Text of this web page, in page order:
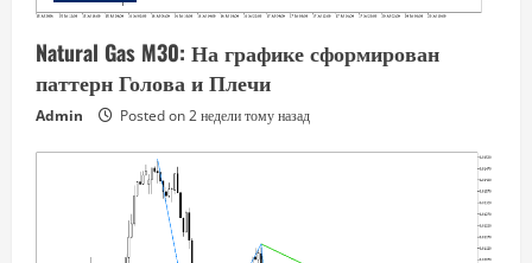
Natural Gas M30: На графике сформирован
паттерн Голова и Плечи
Admin Posted on 2 недели тому назад